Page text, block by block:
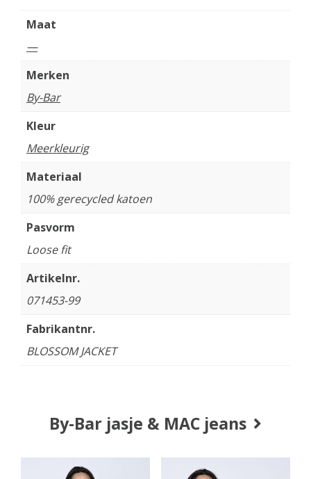
Maat
—
Merken
By-Bar
Kleur
Meerkleurig
Materiaal
100% gerecycled katoen
Pasvorm
Loose fit
Artikelnr.
071453-99
Fabrikantnr.
BLOSSOM JACKET
By-Bar jasje & MAC jeans